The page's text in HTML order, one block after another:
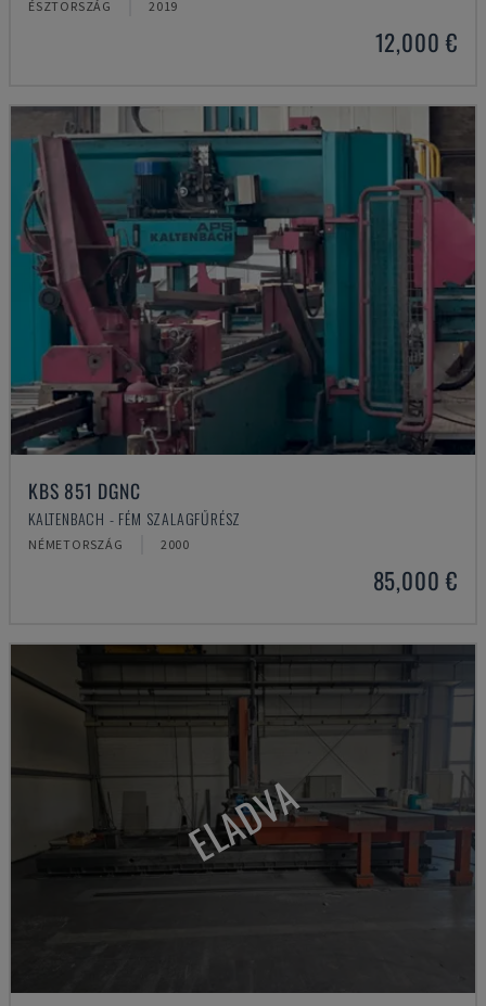
ÉSZTORSZÁG 2019
12,000 €
KBS 851 DGNC
KALTENBACH - FÉM SZALAGFŰRÉSZ
NÉMETORSZÁG 2000
85,000 €
ELADVA